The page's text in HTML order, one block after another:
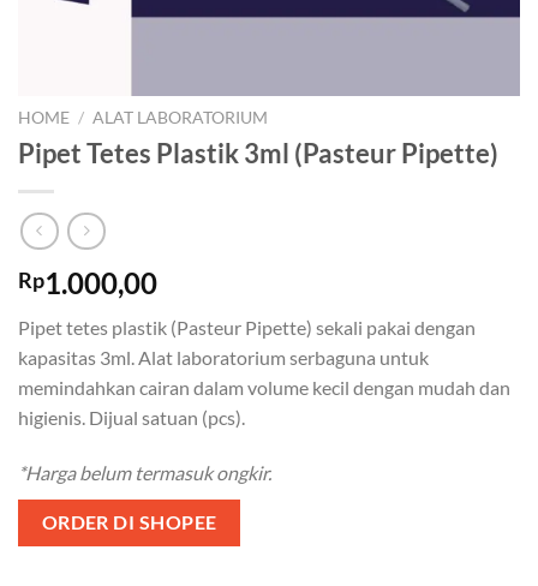
HOME / ALAT LABORATORIUM
Pipet Tetes Plastik 3ml (Pasteur Pipette)
Rp1.000,00
Pipet tetes plastik (Pasteur Pipette) sekali pakai dengan
kapasitas 3ml. Alat laboratorium serbaguna untuk
memindahkan cairan dalam volume kecil dengan mudah dan
higienis. Dijual satuan (pcs).
*Harga belum termasuk ongkir.
ORDER DI SHOPEE